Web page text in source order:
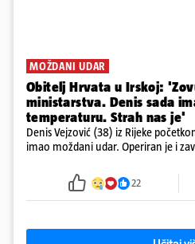
MOŽDANI UDAR
Obitelj Hrvata u Irskoj:
ministarstva. Denis sada
temperaturu. Strah nas je'
Denis Vejzović (38) iz Rijeke
imao moždani udar. Operiran je i
tamošnji liječnici ne vjeruju u
22